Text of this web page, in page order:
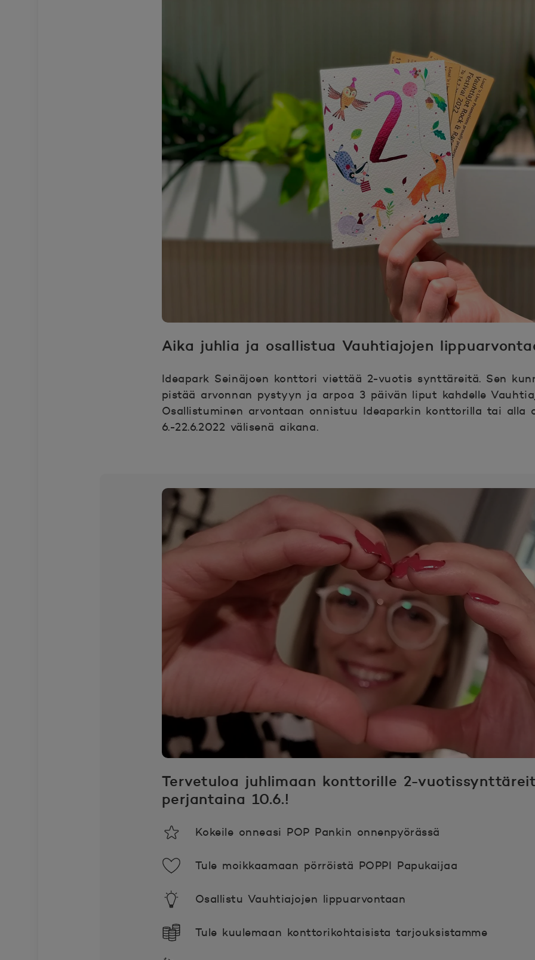
Aika juhlia ja osallistua Vauhtiajojen
Ideapark Seinäjoen konttori viettää 2-vuotis synttäreitä. Sen
pistää arvonnan pystyyn ja arpoa 3 päivän liput kahdelle
Osallistuminen arvontaan onnistuu Ideaparkin konttorilla tai alla
6.-22.6.2022 välisenä aikana.
Tervetuloa juhlimaan konttorille 2-
perjantaina 10.6.!
Kokeile onneasi POP Pankin onnenpyörässä
Tule moikkaamaan pörröistä POPPI Papukaijaa
Osallistu Vauhtiajojen lippuarvontaan
Tule kuulemaan konttorikohtaisista tarjouksistamme